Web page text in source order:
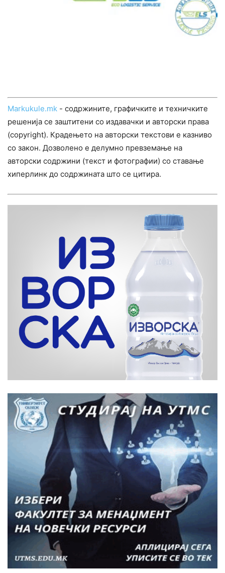
Markukule.mk - содржините, графичките и техничките
решенија се заштитени со издавачки и авторски права
(copyright). Крадењето на авторски текстови е казниво
со закон. Дозволено е делумно превземање на
авторски содржини (текст и фотографии) со ставање
хиперлинк до содржината што се цитира.